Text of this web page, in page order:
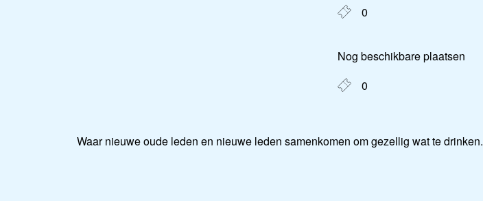
Google Calendar
0
Nog beschikbare plaatsen
0
Waar nieuwe oude leden en nieuwe leden samenkomen om gezellig wat te drinken.